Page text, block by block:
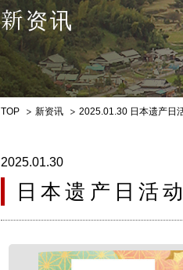
新资讯
TOP 新资讯 2025.01.30 日本遗产日
2025.01.30
日本遗产日活